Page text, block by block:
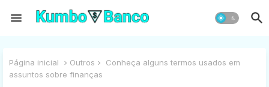
Página inicial Outros
Conheça alguns termos usados em
assuntos sobre finanças